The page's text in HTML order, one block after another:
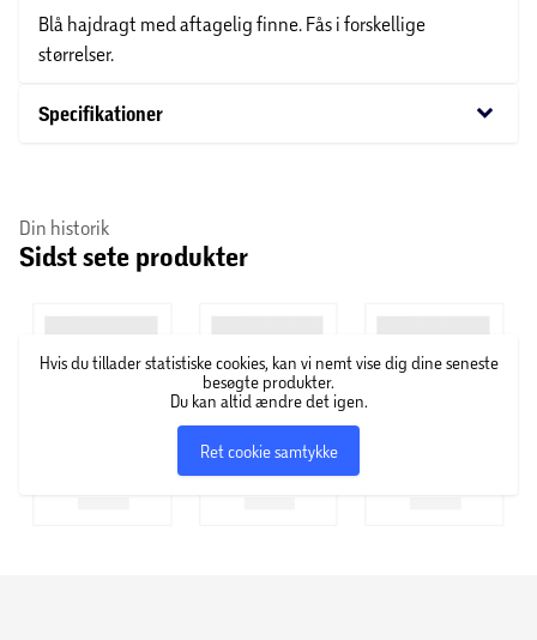
Blå hajdragt med aftagelig finne. Fås i forskellige
størrelser.
Specifikationer keyboard_arrow_down
Din historik
Sidst sete produkter
Hvis du tillader statistiske cookies, kan vi nemt vise dig dine seneste
besøgte produkter.
Du kan altid ændre det igen.
Ret cookie samtykke